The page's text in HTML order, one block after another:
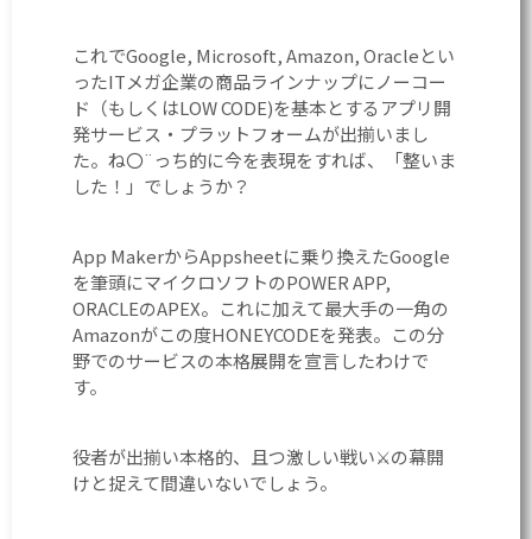
これでGoogle, Microsoft, Amazon, Oracleとい
ったITメガ企業の商品ラインナップにノーコー
ド（もしくはLOW CODE)を基本とするアプリ開
発サービス・プラットフォームが出揃いまし
た。ね〇¨っち的に今を表現をすれば、「整いま
した！」でしょうか？
App MakerからAppsheetに乗り換えたGoogle
を筆頭にマイクロソフトのPOWER APP,
ORACLEのAPEX。これに加えて最大手の一角の
Amazonがこの度HONEYCODEを発表。この分
野でのサービスの本格展開を宣言したわけで
す。
役者が出揃い本格的、且つ激しい戦い⚔️の幕開
けと捉えて間違いないでしょう。